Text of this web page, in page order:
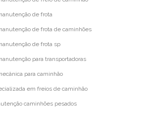
de frota
de frota de caminhões
de frota sp
para transportadoras
para caminhão
em freios de caminhão
caminhões pesados